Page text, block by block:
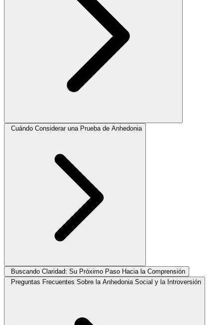
Cuándo Considerar una Prueba de Anhedonia
Buscando Claridad: Su Próximo Paso Hacia la Comprensión
Preguntas Frecuentes Sobre la Anhedonia Social y la Introversión